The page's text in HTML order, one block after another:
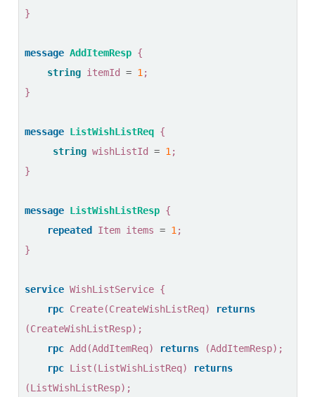
}
message AddItemResp {
string itemId = 1 ;
}
message ListWishListReq {
string wishListId = 1 ;
}
message ListWishListResp {
repeated
Item items = 1 ;
}
service WishListService {
rpc Create(CreateWishListReq)
returns
(CreateWishListResp);
rpc Add (AddItemReq) returns (AddItemResp);
rpc List (ListWishListReq)
returns
(ListWishListResp);